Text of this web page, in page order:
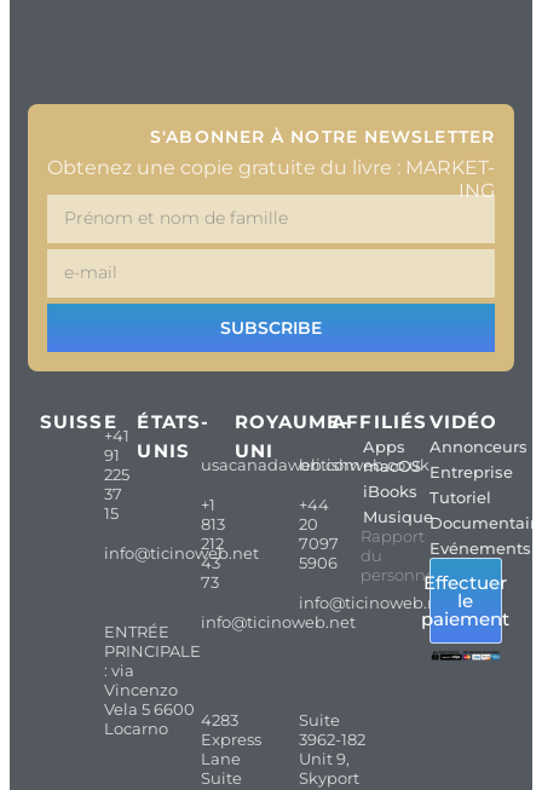
S'ABONNER À NOTRE NEWSLETTER
Obtenez une copie gratuite du livre : MARKET-
ING
SUBSCRIBE
SUISSE
+41
91
225
37
15
info@ticinoweb.net
ENTRÉE
PRINCIPALE
: via
Vincenzo
Vela 5 6600
Locarno
ÉTATS-
UNIS
usacanadaweb.com
+1
813
212
43
73
info@ticinoweb.net
4283
Express
Lane
Suite
ROYAUME-
UNI
britishweb.co.uk
+44
20
7097
5906
info@ticinoweb.net
Suite
3962-182
Unit 9,
Skyport
AFFILIÉS
Apps
macOS
iBooks
Musique
Rapport
du
personnel
VIDÉO
Annonceurs
Entreprise
Tutoriel
Evénements
Effectuer
le
paiement